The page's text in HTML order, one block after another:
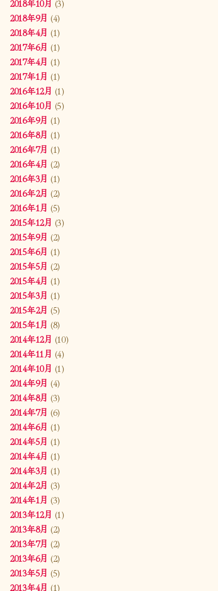
2018年10月 (3)
2018年9月 (4)
2018年4月 (1)
2017年6月 (1)
2017年4月 (1)
2017年1月 (1)
2016年12月 (1)
2016年10月 (5)
2016年9月 (1)
2016年8月 (1)
2016年7月 (1)
2016年4月 (2)
2016年3月 (1)
2016年2月 (2)
2016年1月 (5)
2015年12月 (3)
2015年9月 (2)
2015年6月 (1)
2015年5月 (2)
2015年4月 (1)
2015年3月 (1)
2015年2月 (5)
2015年1月 (8)
2014年12月 (10)
2014年11月 (4)
2014年10月 (1)
2014年9月 (4)
2014年8月 (3)
2014年7月 (6)
2014年6月 (1)
2014年5月 (1)
2014年4月 (1)
2014年3月 (1)
2014年2月 (3)
2014年1月 (3)
2013年12月 (1)
2013年8月 (2)
2013年7月 (2)
2013年6月 (2)
2013年5月 (5)
2013年4月 (1)